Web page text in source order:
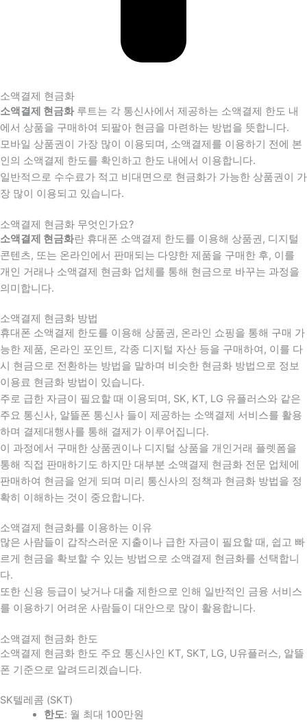
소액결제 현금화
소액결제 현금화루트는 각 통신사에서 제공하는 소액결제 한도 내
에서 상품을 구매하여 되팔아 현금을 마련하는 방법을 뜻합니다.
모바일 상품권이 가장 많이 이용되며, 소액결제를 이용하기 전에 본
인의 소액결제 한도를 확인하고 한도 내에서 이용합니다.
일반적으로 수수료가 적고 비대면으로 현금화가 가능한 상품권이 가
장 많이 이용되고 있습니다.
소액결제 현금화 무엇인가요?
소액결제 현금화란 휴대폰 소액결제 한도를 이용해 상품권, 디지털
콘텐츠, 또는 온라인에서 판매되는 다양한 제품을 구매한 후, 이를
개인 거래나 소액결제 현금화 업체를 통해 현금으로 바꾸는 과정을
의미합니다.
소액결제 현금화 방법
휴대폰 소액결제 한도를 이용해 상품권, 온라인 쇼핑을 통해 구매 가
능한 제품, 온라인 포인트, 각종 디지털 자산 등을 구매하여, 이를 다
시 현금으로 전환하는 방법을 말하며 비슷한 현금화 방법으로 정보
이용료 현금화 방법이 있습니다.
주로 급한 자금이 필요할 때 이용되며, SK, KT, LG 유플러스와 같은
주요 통신사, 알뜰폰 통신사 들이 제공하는 소액결제 서비스를 활용
하며 결제대행사를 통해 결제가 이루어집니다.
이 과정에서 구매한 상품권이나 디지털 상품을 개인거래 플렛폼을
통해 직접 판매하기도 하지만 대부분 소액결제 현금화 전문 업체에
판매하여 현금을 얻게 되며 미리 통신사의 정책과 현금화 방법을 정
확히 이해하는 것이 중요합니다.
소액결제 현금화를 이용하는 이유
많은 사람들이 갑작스러운 지출이나 급한 자금이 필요할 때 , 쉽고 빠
르게 현금을 확보할 수 있는 방법으로 소액결제 현금화를 선택합니
다.
또한 신용 등급이 낮거나 대출 제한으로 인해 일반적인 금융 서비스
를 이용하기 어려운 사람들이 대안으로 많이 활용합니다.
소액결제 현금화 한도
소액결제 현금화 한도 주요 통신사인 KT, SKT, LG, U유플러스, 알뜰
폰 기준으로 알려드리겠습니다.
SK텔레콤 (SKT)
한도: 월 최대 100만원